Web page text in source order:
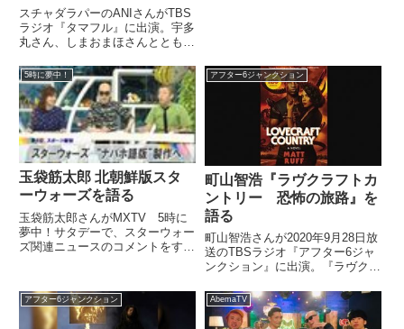
スチャダラパーのANIさんがTBS
ラジオ『タマフル』に出演。宇多
丸さん、しまおまほさんととも
対処方法などを考えていました。
（宇多丸）いままで、たとえばそ
のANIくんだったら、女性に『死
ね！』級の罵声を浴びせられ...
5時に夢中！
玉袋筋太郎 北朝鮮版スタ
ーウォーズを語る
玉袋筋太郎さんがMXTV 5時に
夢中！サタデーで、スターウォー
ズ関連ニュースのコメントをする
ました。（玉袋筋太郎）いやいや
いや、だけどね、国によってやっ
ぱスターウォーズ、いろんなバ...
アフター6ジャンクション
町山智浩『ラヴクラフトカ
ントリー 恐怖の旅路』を
語る
町山智浩さんが2020年9月28日放
送のTBSラジオ『アフター6ジャ
ンクション』に出演。『ラヴクラ
ついて、宇多丸さんと話していま
した。（宇多丸）そして、じゃあ
3つ目に行ってみましょう。3つ
アフター6ジャンクション AbemaTV